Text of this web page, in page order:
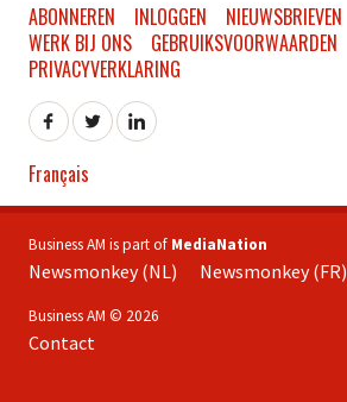
ABONNEREN INLOGGEN NIEUWSBRIEVEN
WERK BIJ ONS
GEBRUIKSVOORWAARDEN
PRIVACYVERKLARING
Français
Business AM is part of MediaNation
Newsmonkey (NL) Newsmonkey (FR)
Business AM © 2026
Contact